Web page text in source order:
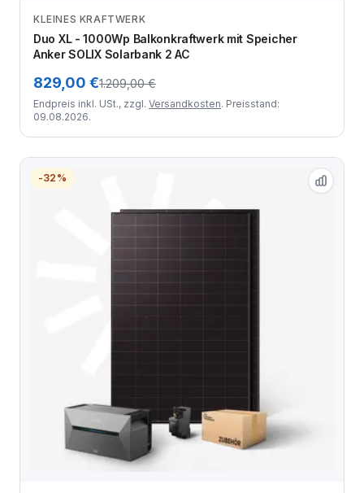
Zum Angebot
KLEINES KRAFTWERK
Duo XL - 1000Wp Balkonkraftwerk mit Speicher
Anker SOLIX Solarbank 2 AC
829,00 €1.209,00 €
Endpreis inkl. USt., zzgl. Versandkosten. Preisstand:
09.08.2026.
-32%